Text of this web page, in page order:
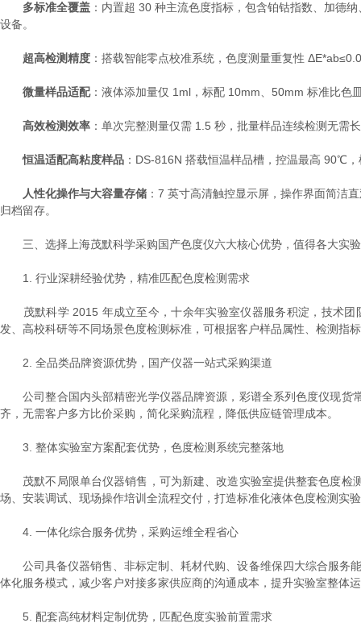
多标准全覆盖 ：内置超 30 种主流色度指标，包含铂钴指数、加德
设备。
超高检测精度 ：搭载智能零点校准系统，色度测量重复性
微量样品适配：液体添加量仅 1ml，标配 10mm、50mm 标准比色
高效检测效率 ：单次完整测量仅需 1.5 秒，批量样品连续检测无需
恒温适配高粘度样品 ：DS-816N 搭载恒温样品槽，控温最高 90℃
人性化操作与大容量存储 ：7 英寸高清触控显示屏，操作界面简洁
归档留存。
三、选择上海茂默科学采购国产色度仪六大核心优势，值得各大实
1. 行业深耕经验优势，精准匹配色度检测需求
茂默科学 2015 年成立至今，十余年实验室仪器服务积淀，技术团
发、高校科研等不同场景色度检测标准，可根据客户样品属性、检测
2. 全品类品牌资源优势，国产仪器一站式采购渠道
公司整合国内头部精密光学仪器品牌资源，彩谱全系列色度仪现货
齐，无需客户多方比价采购，简化采购流程，降低供应链管理成本。
3. 整体实验室方案配套优势，色度检测系统完整落地
茂默不局限单台仪器销售，可为新建、改造实验室提供整套色度检
场、安装调试、现场操作培训全流程交付，打造标准化液体色度检测实
4. 一体化综合服务优势，采购运维全程省心
公司具备仪器销售、非标定制、耗材代购、设备维保四大综合服务
体化服务模式，减少客户对接多家供应商的沟通成本，提升实验室整体
5. 配套高纯材料定制优势，匹配色度实验前置需求